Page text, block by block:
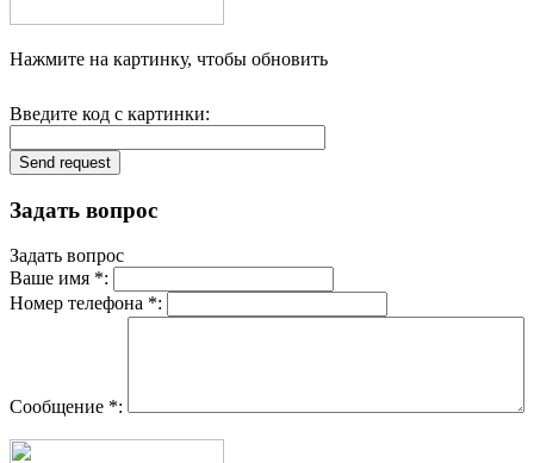
Нажмите на картинку, чтобы обновить
Введите код с картинки:
Задать вопрос
Задать вопрос
Ваше имя *:
Номер телефона *:
Сообщение *: